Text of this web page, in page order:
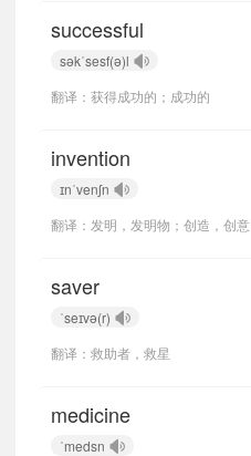
successful
səkˈsesf(ə)l
翻译：获得成功的；成功的
invention
ɪnˈvenʃn
翻译：发明，发明物；创造，创意
saver
ˈseɪvə(r)
翻译：救助者，救星
medicine
ˈmedsn